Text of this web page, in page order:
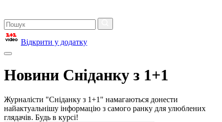
Відкрити у додатку
Новини Сніданку з 1+1
Журналісти "Сніданку з 1+1" намагаються донести
найактуальнішу інформацію з самого ранку для улюблених
глядачів. Будь в курсі!